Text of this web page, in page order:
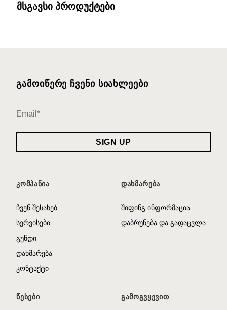
მსგავსი პროდუქტები
ᲒᲐᲛᲝᲘᲬᲔᲠᲔ ᲩᲕᲔᲜᲘ ᲡᲘᲐᲮᲚᲔᲔᲑᲘ
ᲙᲝᲛᲞᲐᲜᲘᲐ
ჩვენ შესახებ
სერვისები
გუნდი
დახმარება
კონტაქტი
ᲓᲐᲮᲛᲐᲠᲔᲑᲐ
შიფინგ ინფორმაცია
დაბრუნება და გადაცვლა
ᲬᲔᲡᲔᲑᲘ ᲒᲐᲛᲝᲒᲕᲧᲔᲕᲘᲗ